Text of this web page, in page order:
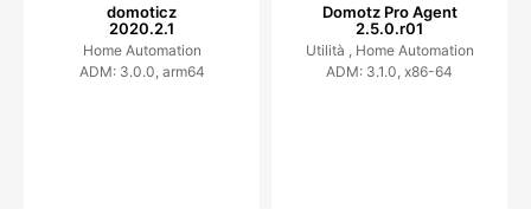
domoticz
2020.2.1
Home Automation
ADM: 3.0.0, arm64
Domotz Pro Agent
2.5.0.r01
Utilità , Home Automation
ADM: 3.1.0, x86-64